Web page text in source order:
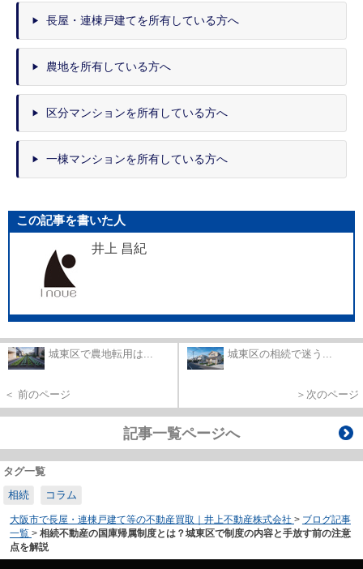
長屋・連棟戸建てを所有している方へ
農地を所有している方へ
区分マンションを所有している方へ
一棟マンションを所有している方へ
この記事を書いた人
井上 昌紀
城東区で農地転用は...
＜ 前のページ
城東区の相続で迷う...
＞次のページ
記事一覧ページへ
タグ一覧
相続
コラム
大阪市で長屋・連棟戸建て等の不動産買取｜井上不動産株式会社 > ブログ記事
一覧 > 相続不動産の国庫帰属制度とは？城東区で制度の内容と手放す前の注意
点を解説